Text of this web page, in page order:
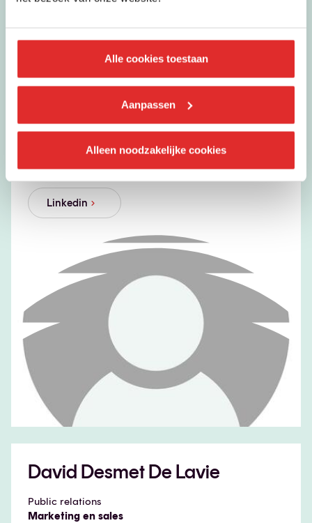
Alle cookies toestaan
Aanpassen
Alleen noodzakelijke cookies
Stefanie De Schepper
Administratie
Management, consultancy en administratie
Linkedin
David Desmet De Lavie
Public relations
Marketing en sales